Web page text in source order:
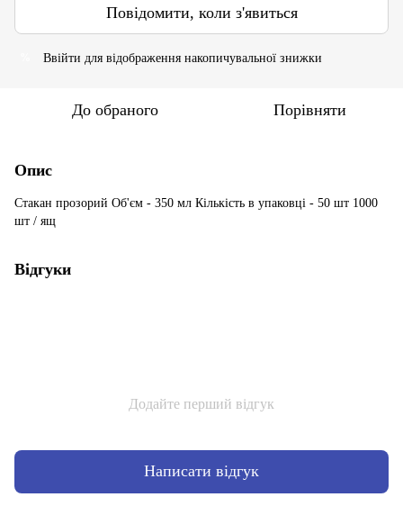
Повідомити, коли з'явиться
Ввійти для відображення накопичувальної знижки
До обраного Порівняти
Опис
Стакан прозорий Об'єм - 350 мл Кількість в упаковці - 50 шт 1000
шт / ящ
Відгуки
Додайте перший відгук
Написати відгук